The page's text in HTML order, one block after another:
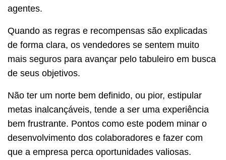
agentes.
Quando as regras e recompensas são explicadas
de forma clara, os vendedores se sentem muito
mais seguros para avançar pelo tabuleiro em busca
de seus objetivos.
Não ter um norte bem definido, ou pior, estipular
metas inalcançáveis, tende a ser uma experiência
bem frustrante. Pontos como este podem minar o
desenvolvimento dos colaboradores e fazer com
que a empresa perca oportunidades valiosas.